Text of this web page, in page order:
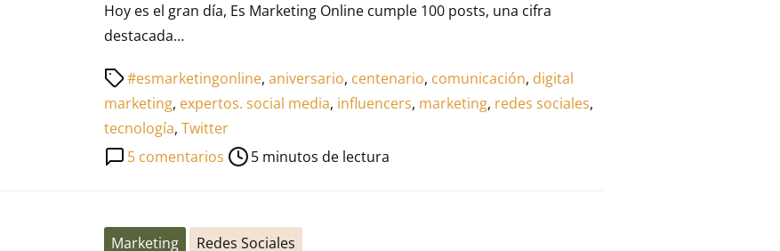
Hoy es el gran día, Es Marketing Online cumple 100 posts, una cifra
destacada…
#esmarketingonline, aniversario, centenario, comunicación, digital
marketing, expertos. social media, influencers, marketing, redes sociales,
tecnología, Twitter
5 comentariosen
influencers
Tiempo
de
lectura
de
5 minutos de lectura
Marketing Redes Sociales